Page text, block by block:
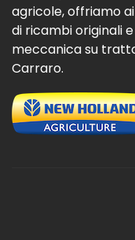
agricole, offriamo
di ricambi originali
meccanica su
Carraro.